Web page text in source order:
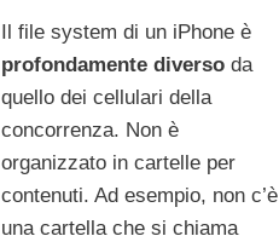
Il file system di un iPhone è
profondamente diverso da
quello dei cellulari della
concorrenza. Non è
organizzato in cartelle per
contenuti. Ad esempio, non c’è
una cartella che si chiama